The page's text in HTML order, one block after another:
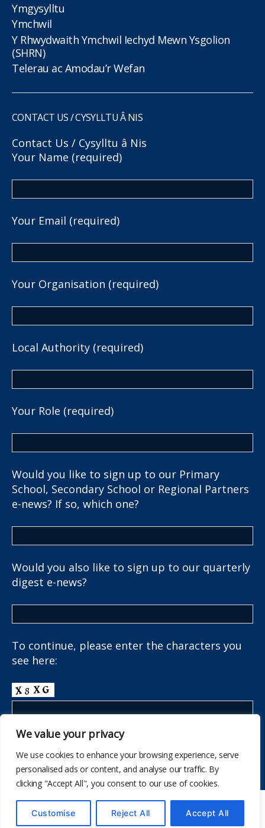
We value your privacy
We use cookies to enhance your browsing experience, serve
personalised ads or content, and analyse our traffic. By
clicking "Accept All", you consent to our use of cookies.
Customise Reject All Accept All
Ymgysylltu
Ymchwil
Y Rhwydwaith Ymchwil Iechyd Mewn Ysgolion
(SHRN)
Telerau ac Amodau’r Wefan
CONTACT US / CYSYLLTU Â NIS
Contact Us / Cysylltu â Nis
Your Name (required)
Your Email (required)
Your Organisation (required)
Local Authority (required)
Your Role (required)
Would you like to sign up to our Primary
School, Secondary School or Regional Partners
e-news? If so, which one?
Would you also like to sign up to our quarterly
digest e-news?
To continue, please enter the characters you
see here:
© 556The School Health Research Network I fyny